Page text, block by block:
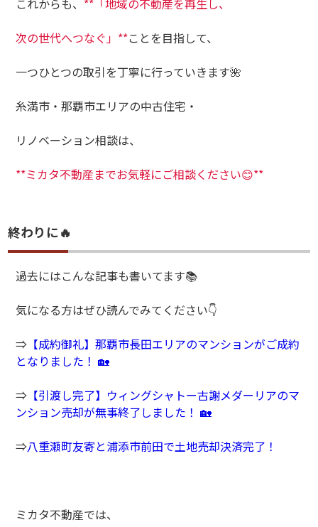
これからも、 **「地域の不動産を再生し、
次の世代へつなぐ」**ことを目指して、
一つひとつの取引を丁寧に行っていきます🌺
糸満市・那覇市エリアの中古住宅・
リノベーション相談は、
**ミカタ不動産までお気軽にご相談ください😊**
終わりに🔥
過去にはこんな記事も書いてます📚
気になる方はぜひ読んでみてください👇
⇒ 【成約御礼】那覇市長田エリアのマンションがご成約
となりました！ 🏡
⇒ 【引渡し完了】ウィングシャトー古謝メダーリアのマ
ンション売却が無事終了しました！ 🏡
⇒八重瀬町友寄と浦添市前田で土地売却決済完了！
ミカタ不動産では、